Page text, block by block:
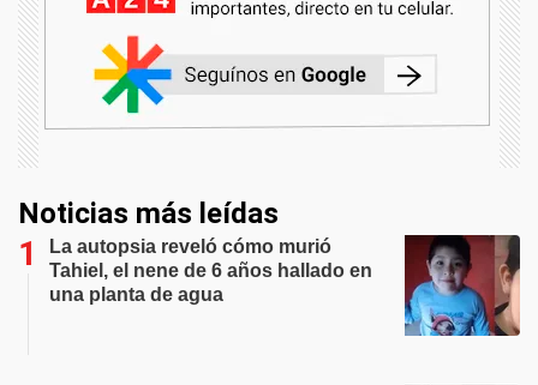
Noticias más leídas
La autopsia reveló cómo murió
Tahiel, el nene de 6 años hallado en
una planta de agua